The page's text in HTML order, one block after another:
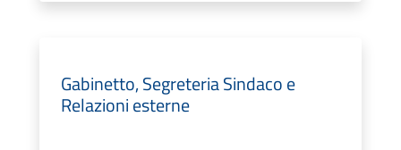
Gabinetto, Segreteria Sindaco e
Relazioni esterne